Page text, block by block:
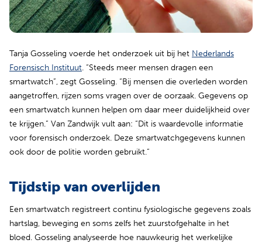
Tanja Gosseling voerde het onderzoek uit bij het Nederlands
Forensisch Instituut(opent in nieuw tabblad)
. “Steeds meer mensen dragen een
smartwatch”, zegt Gosseling. “Bij mensen die overleden worden
aangetroffen, rijzen soms vragen over de oorzaak. Gegevens op
een smartwatch kunnen helpen om daar meer duidelijkheid over
te krijgen.” Van Zandwijk vult aan: “Dit is waardevolle informatie
voor forensisch onderzoek. Deze smartwatchgegevens kunnen
ook door de politie worden gebruikt.”
Tijdstip van overlijden
Een smartwatch registreert continu fysiologische gegevens zoals
hartslag, beweging en soms zelfs het zuurstofgehalte in het
bloed. Gosseling analyseerde hoe nauwkeurig het werkelijke